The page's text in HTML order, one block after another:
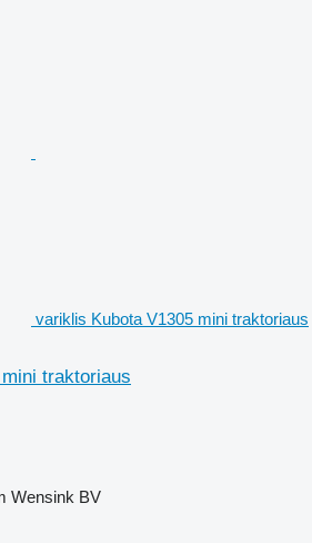
variklis Kubota V1305 mini traktoriaus
traktoriaus
Wensink BV